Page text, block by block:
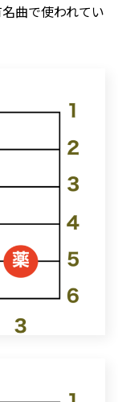
曲で使われてい